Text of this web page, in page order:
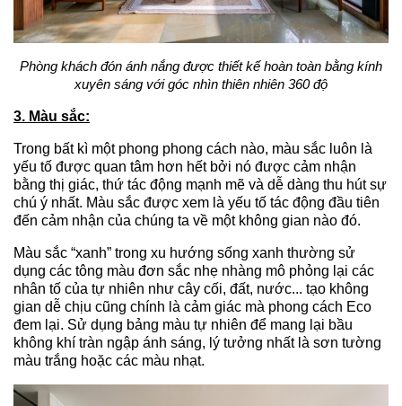
Phòng khách đón ánh nắng được thiết kế hoàn toàn bằng kính
xuyên sáng với góc nhìn thiên nhiên 360 độ
3. Màu sắc:
Trong bất kì một phong phong cách nào, màu sắc luôn là
yếu tố được quan tâm hơn hết bởi nó được cảm nhận
bằng thị giác, thứ tác động mạnh mẽ và dễ dàng thu hút sự
chú ý nhất. Màu sắc được xem là yếu tố tác động đầu tiên
đến cảm nhận của chúng ta về một không gian nào đó.
Màu sắc “xanh” trong xu hướng sống xanh thường sử
dụng các tông màu đơn sắc nhẹ nhàng mô phỏng lại các
nhân tố của tự nhiên như cây cối, đất, nước... tạo không
gian dễ chịu cũng chính là cảm giác mà phong cách Eco
đem lại. Sử dụng bảng màu tự nhiên để mang lại bầu
không khí tràn ngập ánh sáng, lý tưởng nhất là sơn tường
màu trắng hoặc các màu nhạt.